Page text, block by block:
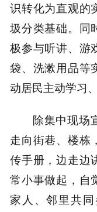
识转化为直观的
圾分类基础。同
极参与听讲、游
袋、洗漱用品等
动居民主动学习
除集中现场
走向街巷、楼栋
传手册，边走边
常小事做起，自
家人、邻里共